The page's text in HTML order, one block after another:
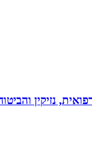
נזיקין